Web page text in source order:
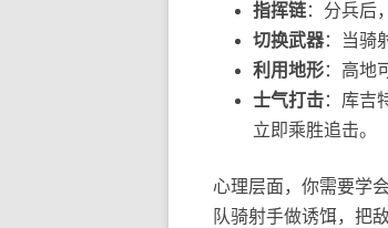
指挥链：分兵后
切换武器：当骑
利用地形：高地
士气打击：库吉
立即乘胜追击。
心理层面，你需要学
队骑射手做诱饵，把